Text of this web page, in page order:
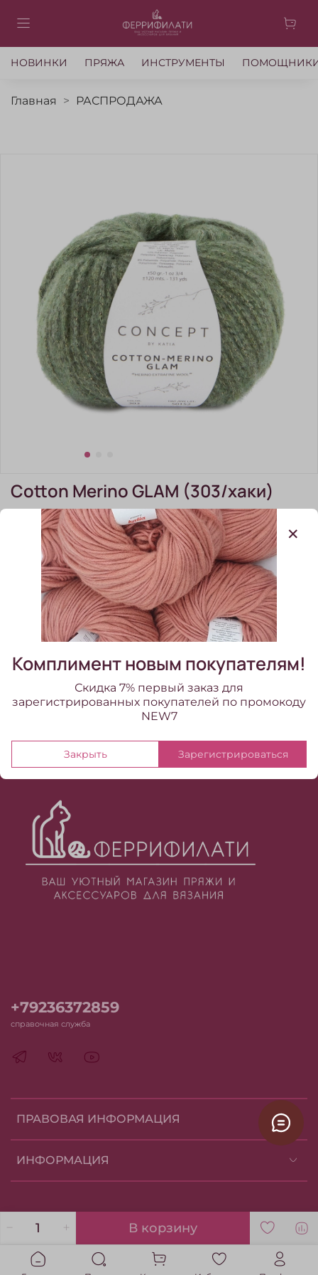
НОВИНКИ ПРЯЖА ИНСТРУМЕНТЫ
Главная РАСПРОДАЖА
(0)
В наличии: 4 шт
Cotton Merino GLAM (303/хаки)
760.00 ₽ 950.00 ₽
В корзину
Cotton Merino GLAM (303/хаки)
ПРАВОВАЯ ИНФОРМАЦИЯ
ИНФОРМАЦИЯ
+79236372859
справочная служба
Комплимент новым покупателям!
Скидка 7% первый заказ для
зарегистрированных покупателей по промокоду
NEW7
Закрыть Зарегистрироваться